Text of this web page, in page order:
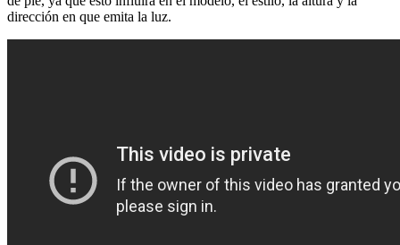
dirección en que emita la luz.